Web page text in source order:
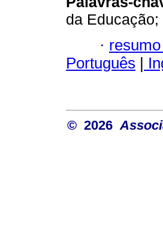
da
·
Português |
© 2026